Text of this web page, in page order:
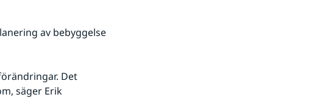
av bebyggelse
Det
säger Erik